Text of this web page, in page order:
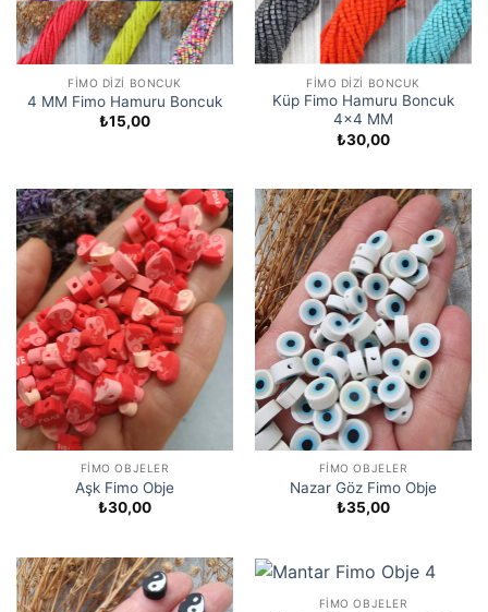
FIMO DIZI BONCUK
4 MM Fimo Hamuru Boncuk
₺15,00
FIMO DIZI BONCUK
Küp Fimo Hamuru Boncuk
4×4 MM
₺30,00
FIMO OBJELER
Aşk Fimo Obje
₺30,00
FIMO OBJELER
Nazar Göz Fimo Obje
₺35,00
FIMO OBJELER